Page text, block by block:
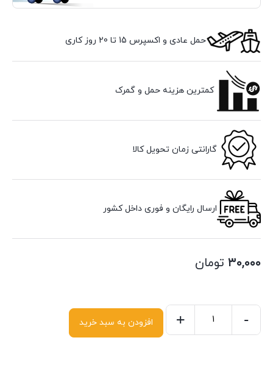
حمل عادی و اکسپرس 15 تا 20 روز کاری
کمترین هزینه حمل و گمرک
گارانتی زمان تحویل کالا
ارسال رایگان و فوری داخل کشور
۳۰,۰۰۰ تومان
-
+ افزودن به سبد خرید